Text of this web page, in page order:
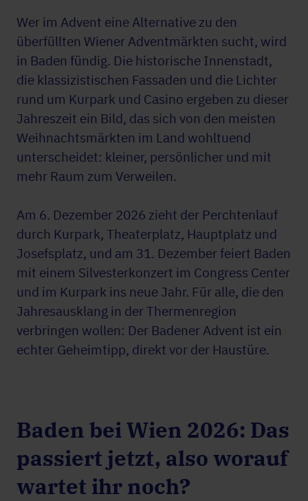
Wer im Advent eine Alternative zu den
überfüllten Wiener Adventmärkten sucht, wird
in Baden fündig. Die historische Innenstadt,
die klassizistischen Fassaden und die Lichter
rund um Kurpark und Casino ergeben zu dieser
Jahreszeit ein Bild, das sich von den meisten
Weihnachtsmärkten im Land wohltuend
unterscheidet: kleiner, persönlicher und mit
mehr Raum zum Verweilen.
Am 6. Dezember 2026 zieht der Perchtenlauf
durch Kurpark, Theaterplatz, Hauptplatz und
Josefsplatz, und am 31. Dezember feiert Baden
mit einem Silvesterkonzert im Congress Center
und im Kurpark ins neue Jahr. Für alle, die den
Jahresausklang in der Thermenregion
verbringen wollen: Der Badener Advent ist ein
echter Geheimtipp, direkt vor der Haustüre.
Baden bei Wien 2026: Das
passiert jetzt, also worauf
wartet ihr noch?